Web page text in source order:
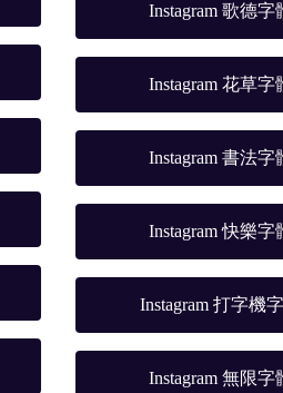
Instagram 歌德字
Instagram 花草字
Instagram 書法字
Instagram 快樂字
Instagram 打字機
Instagram 無限字